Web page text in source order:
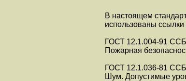
В настоящем
использованы
ГОСТ 12.1.004-91
Пожарная
ГОСТ 12.1.036-81
Шум. Допустимые